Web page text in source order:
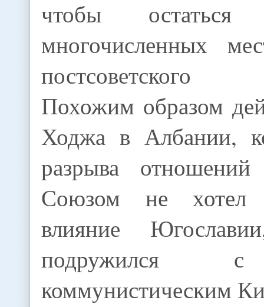
чтобы
многочисленных
постсоветского
Похожим образом
Ходжа в Албании,
разрыва
Союзом не хотел
влияние
подружился
коммунистическим